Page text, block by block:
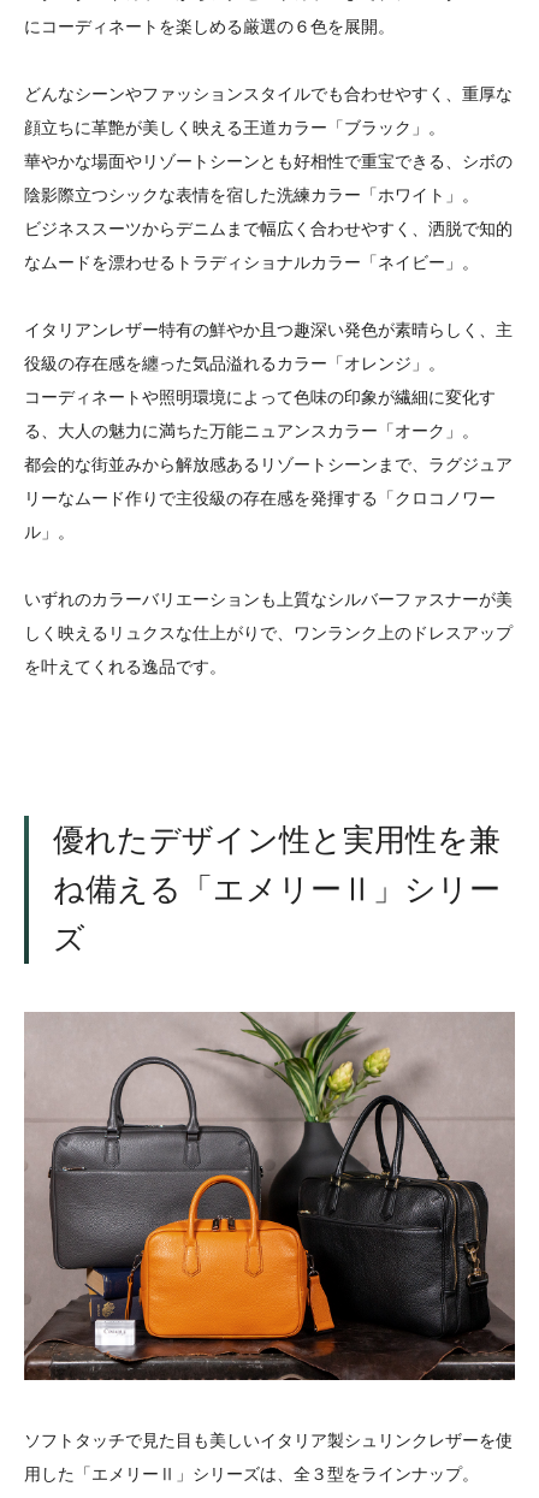
にコーディネートを楽しめる厳選の６色を展開。
どんなシーンやファッションスタイルでも合わせやすく、重厚な
顔立ちに革艶が美しく映える王道カラー「ブラック」。
華やかな場面やリゾートシーンとも好相性で重宝できる、シボの
陰影際立つシックな表情を宿した洗練カラー「ホワイト」。
ビジネススーツからデニムまで幅広く合わせやすく、洒脱で知的
なムードを漂わせるトラディショナルカラー「ネイビー」。
イタリアンレザー特有の鮮やか且つ趣深い発色が素晴らしく、主
役級の存在感を纏った気品溢れるカラー「オレンジ」。
コーディネートや照明環境によって色味の印象が繊細に変化す
る、大人の魅力に満ちた万能ニュアンスカラー「オーク」。
都会的な街並みから解放感あるリゾートシーンまで、ラグジュア
リーなムード作りで主役級の存在感を発揮する「クロコノワー
ル」。
いずれのカラーバリエーションも上質なシルバーファスナーが美
しく映えるリュクスな仕上がりで、ワンランク上のドレスアップ
を叶えてくれる逸品です。
優れたデザイン性と実用性を兼
ね備える「エメリーⅡ」シリー
ズ
ソフトタッチで見た目も美しいイタリア製シュリンクレザーを使
用した「エメリーⅡ」シリーズは、全３型をラインナップ。